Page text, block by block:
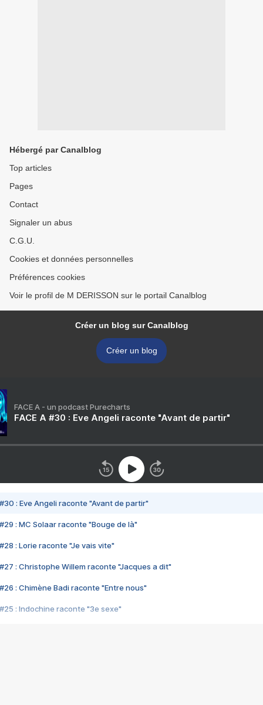
Hébergé par Canalblog
Top articles
Pages
Contact
Signaler un abus
C.G.U.
Cookies et données personnelles
Préférences cookies
Voir le profil de M DERISSON sur le portail Canalblog
Créer un blog sur Canalblog
Créer un blog
FACE A - un podcast Purecharts
FACE A #30 : Eve Angeli raconte "Avant de partir"
#30 : Eve Angeli raconte "Avant de partir"
#29 : MC Solaar raconte "Bouge de là"
#28 : Lorie raconte "Je vais vite"
#27 : Christophe Willem raconte "Jacques a dit"
#26 : Chimène Badi raconte "Entre nous"
#25 : Indochine raconte "3e sexe"